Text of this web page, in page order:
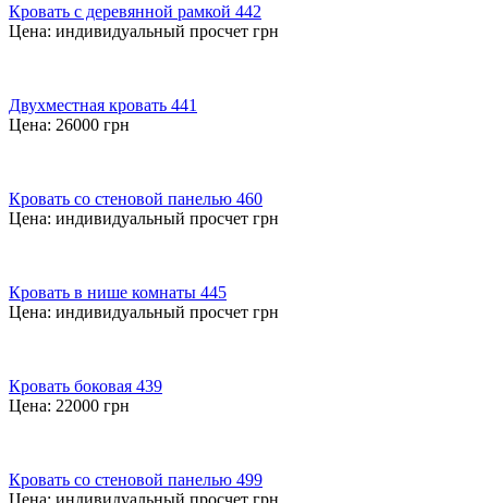
Кровать с деревянной рамкой 442
Цена: индивидуальный просчет грн
Двухместная кровать 441
Цена: 26000 грн
Кровать со стеновой панелью 460
Цена: индивидуальный просчет грн
Кровать в нише комнаты 445
Цена: индивидуальный просчет грн
Кровать боковая 439
Цена: 22000 грн
Кровать со стеновой панелью 499
Цена: индивидуальный просчет грн